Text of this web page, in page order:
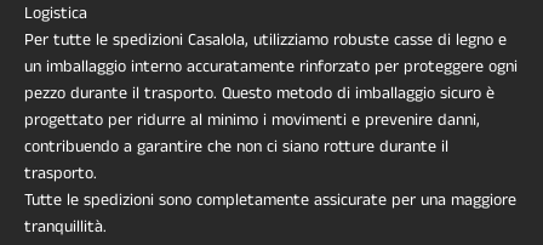
Logistica
Per tutte le spedizioni Casalola, utilizziamo robuste casse di legno e
un imballaggio interno accuratamente rinforzato per proteggere ogni
pezzo durante il trasporto. Questo metodo di imballaggio sicuro è
progettato per ridurre al minimo i movimenti e prevenire danni,
contribuendo a garantire che non ci siano rotture durante il
trasporto.
Tutte le spedizioni sono completamente assicurate per una maggiore
tranquillità.